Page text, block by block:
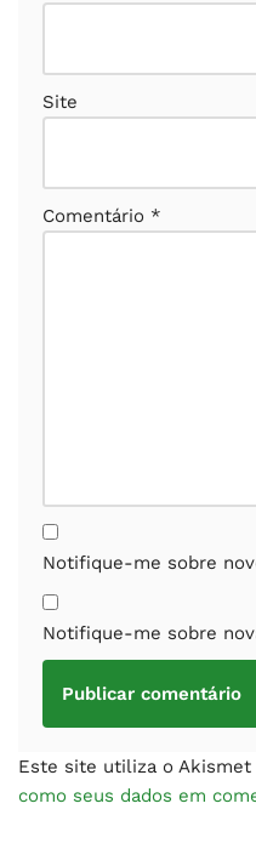
Site
Comentário *
Notifique-me sobre
Notifique-me sobre
Este site utiliza o Akismet
como seus dados em